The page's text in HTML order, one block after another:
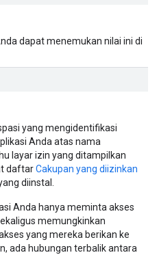
dapat menemukan nilai ini di
yang mengidentifikasi
Anda atas nama
layar izin yang ditampilkan
daftarCakupan yang diizinkan
diinstal.
Anda hanya meminta akses
memungkinkan
yang mereka berikan ke
ada hubungan terbalik antara